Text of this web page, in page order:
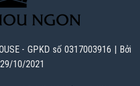
- GPKD số 0317003916 | Bởi
10/2021